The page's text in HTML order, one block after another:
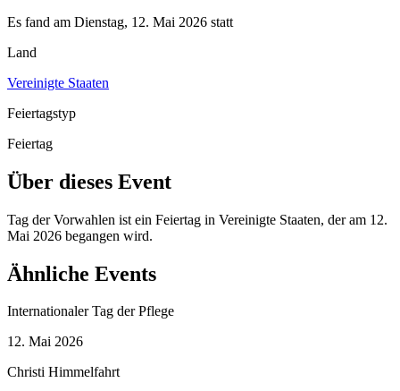
Es fand am Dienstag, 12. Mai 2026 statt
Land
Vereinigte Staaten
Feiertagstyp
Feiertag
Über dieses Event
Tag der Vorwahlen ist ein Feiertag in Vereinigte Staaten, der am 12.
Mai 2026 begangen wird.
Ähnliche Events
Internationaler Tag der Pflege
12. Mai 2026
Christi Himmelfahrt